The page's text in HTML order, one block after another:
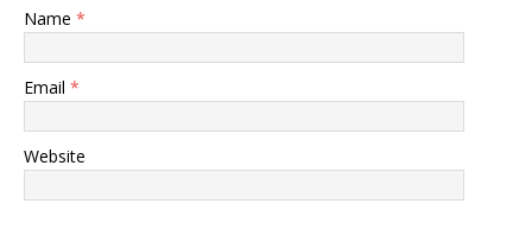
Name *
Email *
Website